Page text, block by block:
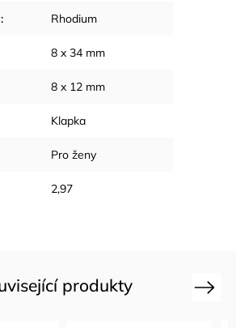
: Rhodium
8 x 34 mm
8 x 12 mm
Klapka
Pro ženy
2,97
produkty Next